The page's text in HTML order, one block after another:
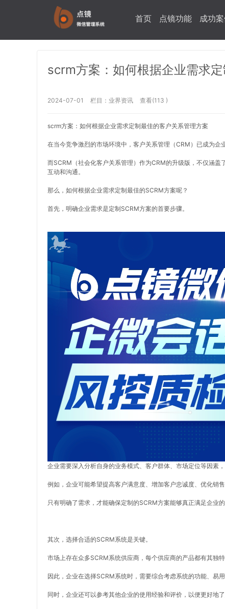
首页 点镜功能 成功
scrm方案：如何根据企业需求
2024-07-01 栏目： 业界资讯 查看(113 )
scrm方案：如何根据企业需求定制最佳的客户关系管理方案
在当今竞争激烈的市场环境中，客户关系管理（CRM）已成为企
而SCRM（社会化客户关系管理）作为CRM的升级版，不仅涵
互动和沟通。
那么，如何根据企业需求定制最佳的SCRM方案呢？
首先，明确企业需求是定制SCRM方案的首要步骤。
企业需要深入分析自身的业务模式、客户群体、市场定位等因素
例如，企业可能希望提高客户满意度、增加客户忠诚度、优化销售
只有明确了需求，才能确保定制的SCRM方案能够真正满足企业的
其次，选择合适的SCRM系统是关键。
市场上存在众多SCRM系统供应商，每个供应商的产品都有其独特
因此，企业在选择SCRM系统时，需要综合考虑系统的功能、易
同时，企业还可以参考其他企业的使用经验和评价，以便更好地了